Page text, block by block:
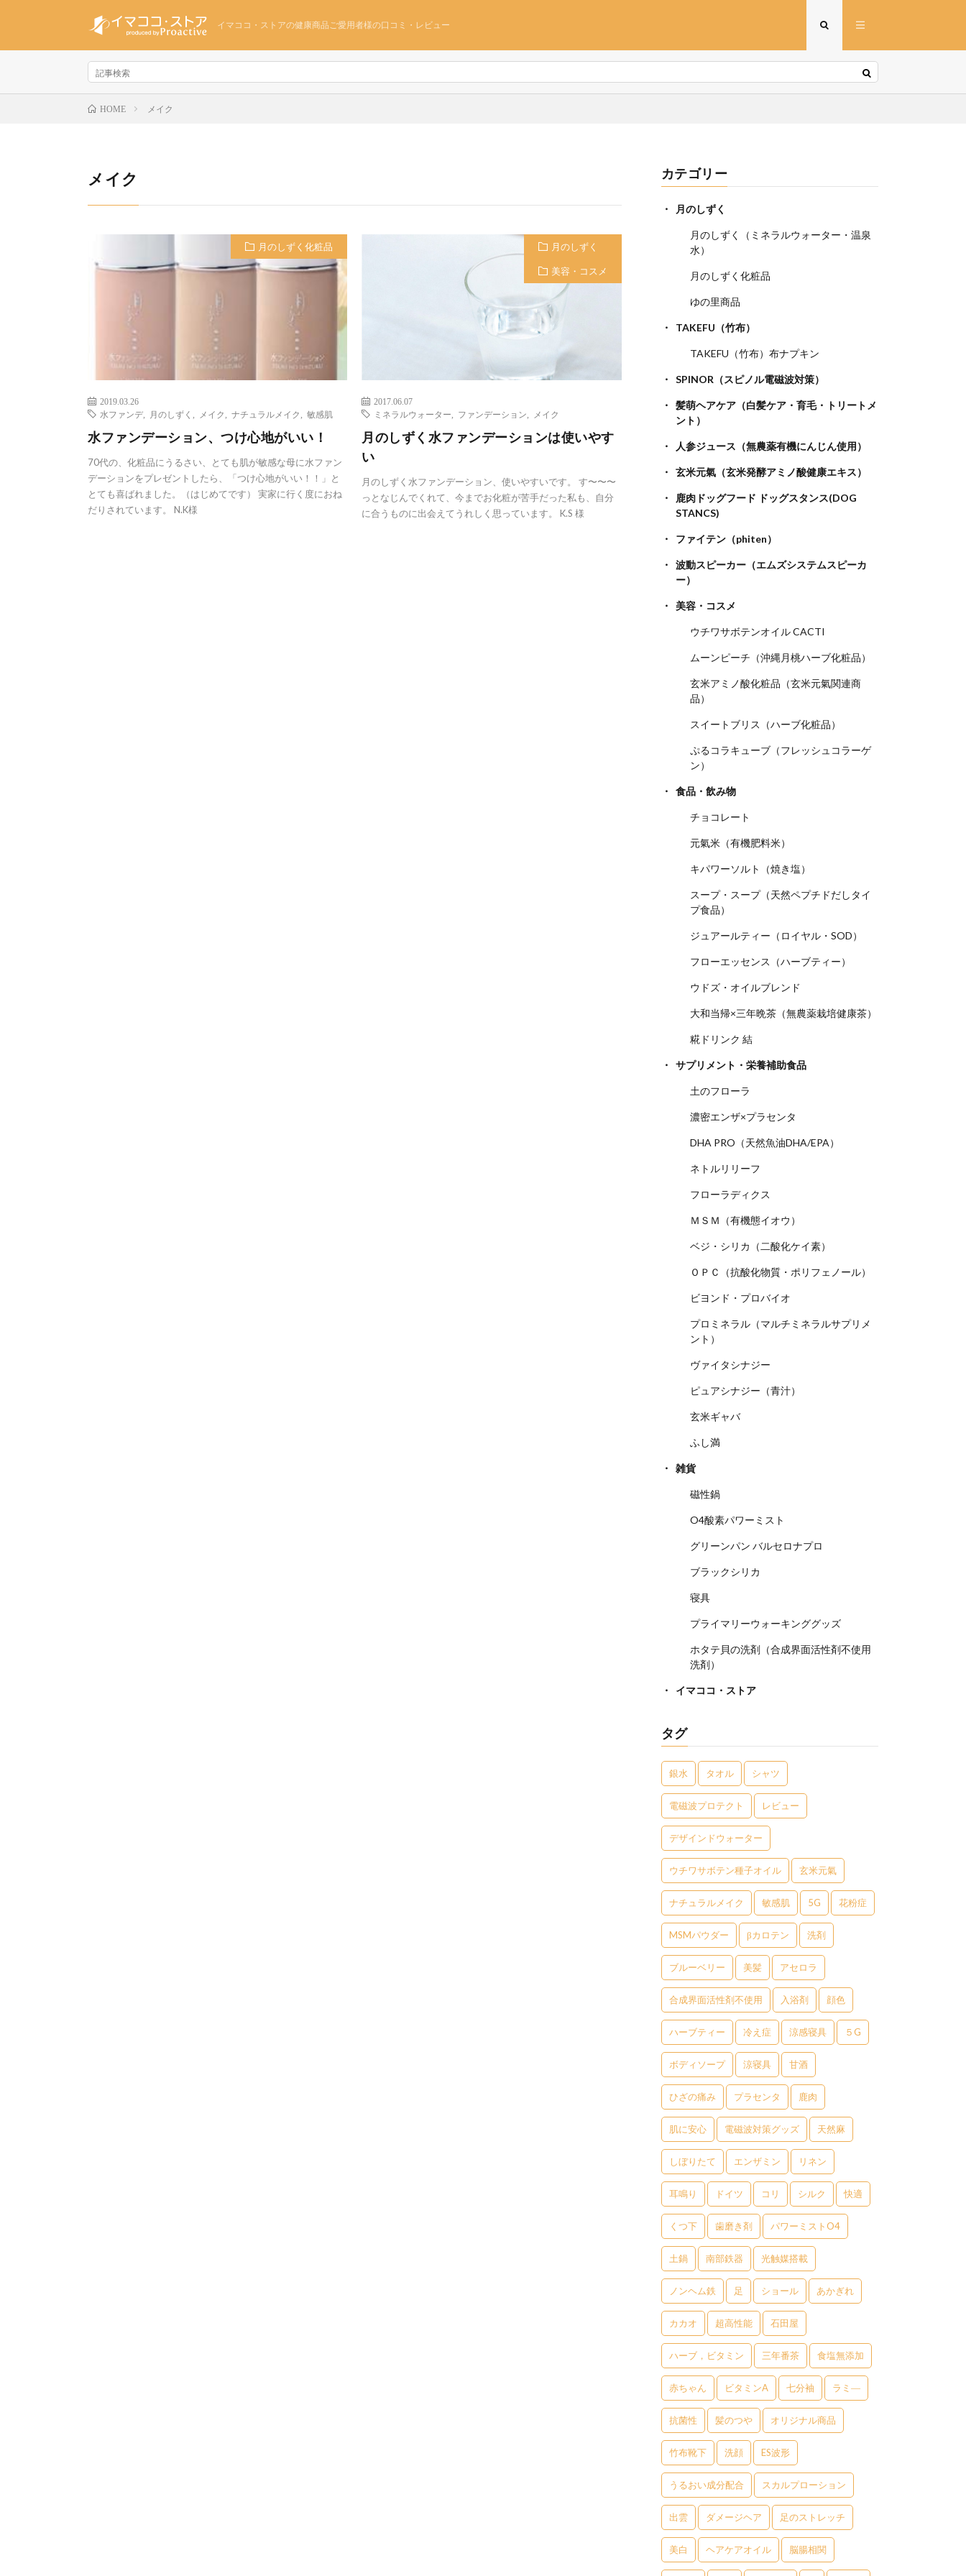
イマココ・ストアの健康商品ご愛用者様の口コミ・レビュー
HOME メイク
メイク
月のしずく化粧品
2019.03.26
水ファンデ, 月のしずく メイク ナチュラルメイク 敏感肌
水ファンデーション、つけ心地がいい！
70代の、化粧品にうるさい、とても肌が敏感な母に水ファン
デーションをプレゼントしたら、「つけ心地がいい！！」と
とても喜ばれました。（はじめてです） 実家に行く度におね
だりされています。 N.K様
月のしずく
美容・コスメ
2017.06.07
ミネラルウォーター
ファンデーション メイク
月のしずく水ファンデーションは使いやす
い
月のしずく水ファンデーション、使いやすいです。 す〜〜〜
っとなじんでくれて、今までお化粧が苦手だった私も、自分
に合うものに出会えてうれしく思っています。 K.S 様
カテゴリー
月のしずく
月のしずく（ミネラルウォーター・温泉
水）
月のしずく化粧品
ゆの里商品
TAKEFU（竹布）
TAKEFU（竹布）布ナプキン
SPINOR（スピノル電磁波対策）
髪萌ヘアケア（白髪ケア・育毛・トリートメ
ント）
人参ジュース（無農薬有機にんじん使用）
玄米元氣（玄米発酵アミノ酸健康エキス）
鹿肉ドッグフード ドッグスタンス(DOG
STANCS)
ファイテン（phiten）
波動スピーカー（エムズシステムスピーカ
ー）
美容・コスメ
ウチワサボテンオイル CACTI
ムーンピーチ（沖縄月桃ハーブ化粧品）
玄米アミノ酸化粧品（玄米元氣関連商
品）
スイートブリス（ハーブ化粧品）
ぷるコラキューブ（フレッシュコラーゲ
ン）
食品・飲み物
チョコレート
元氣米（有機肥料米）
キパワーソルト（焼き塩）
スープ・スープ（天然ペプチドだしタイ
プ食品）
ジュアールティー（ロイヤル・SOD）
フローエッセンス（ハーブティー）
ウドズ・オイルブレンド
大和当帰×三年晩茶（無農薬栽培健康茶）
糀ドリンク 結
サプリメント・栄養補助食品
土のフローラ
濃密エンザ×プラセンタ
DHA PRO（天然魚油DHA/EPA）
ネトルリリーフ
フローラディクス
ＭＳＭ（有機態イオウ）
ベジ・シリカ（二酸化ケイ素）
ＯＰＣ（抗酸化物質・ポリフェノール）
ビヨンド・プロバイオ
プロミネラル（マルチミネラルサプリメ
ント）
ヴァイタシナジー
ピュアシナジー（青汁）
玄米ギャバ
ふし満
雑貨
磁性鍋
O4酸素パワーミスト
グリーンパン バルセロナプロ
ブラックシリカ
寝具
プライマリーウォーキンググッズ
ホタテ貝の洗剤（合成界面活性剤不使用
洗剤）
イマココ・ストア
タグ
銀水 タオル シャツ
電磁波プロテクト レビュー
デザインドウォーター
ウチワサボテン種子オイル 玄米元氣
ナチュラルメイク 敏感肌 5G 花粉症
MSMパウダー βカロテン 洗剤
ブルーベリー 美髪 アセロラ
合成界面活性剤不使用 入浴剤 顔色
ハーブティー 冷え症 涼感寝具 ５G
ボディソープ 涼寝具 甘酒
ひざの痛み プラセンタ 鹿肉
肌に安心 電磁波対策グッズ 天然麻
しぼりたて エンザミン リネン
耳鳴り ドイツ コリ シルク 快適
くつ下 歯磨き剤 パワーミストO4
土鍋 南部鉄器 光触媒搭載
ノンヘム鉄 足 ショール あかぎれ
カカオ 超高性能 石田屋
ハーブ，ビタミン 三年番茶 食塩無添加
赤ちゃん ビタミンA 七分袖 ラミ―
抗菌性 髪のつや オリジナル商品
竹布靴下 洗顔 ES波形
うるおい成分配合 スカルプローション
出雲 ダメージヘア 足のストレッチ
美白 ヘアケアオイル 脳腸相関